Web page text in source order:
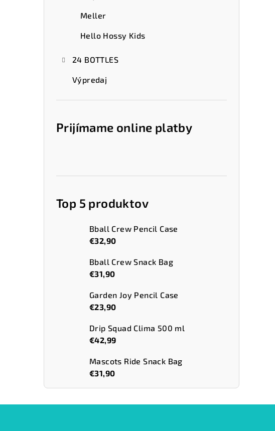
Meller
Hello Hossy Kids
24 BOTTLES
Výpredaj
Prijímame online platby
Top 5 produktov
Bball Crew Pencil Case
€32,90
Bball Crew Snack Bag
€31,90
Garden Joy Pencil Case
€23,90
Drip Squad Clima 500 ml
€42,99
Mascots Ride Snack Bag
€31,90